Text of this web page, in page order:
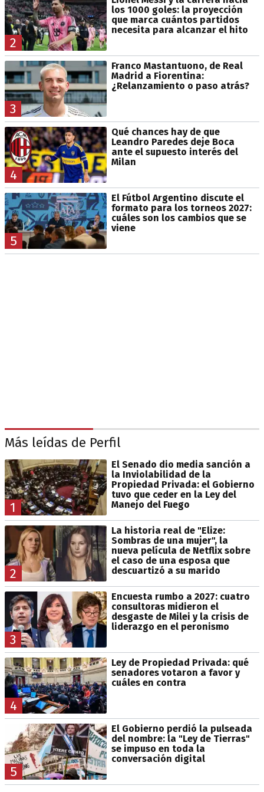
2
los 1000 goles: la proyección
que marca cuántos partidos
necesita para alcanzar el hito
3
Franco Mastantuono, de Real
Madrid a Fiorentina:
¿Relanzamiento o paso atrás?
4
Qué chances hay de que
Leandro Paredes deje Boca
ante el supuesto interés del
Milan
5
El Fútbol Argentino discute el
formato para los torneos 2027:
cuáles son los cambios que se
viene
Más leídas de Perfil
1
El Senado dio media sanción a
la Inviolabilidad de la
Propiedad Privada: el Gobierno
tuvo que ceder en la Ley del
Manejo del Fuego
2
La historia real de "Elize:
Sombras de una mujer", la
nueva película de Netflix sobre
el caso de una esposa que
descuartizó a su marido
3
Encuesta rumbo a 2027: cuatro
consultoras midieron el
desgaste de Milei y la crisis de
liderazgo en el peronismo
4
Ley de Propiedad Privada: qué
senadores votaron a favor y
cuáles en contra
5
El Gobierno perdió la pulseada
del nombre: la "Ley de Tierras"
se impuso en toda la
conversación digital